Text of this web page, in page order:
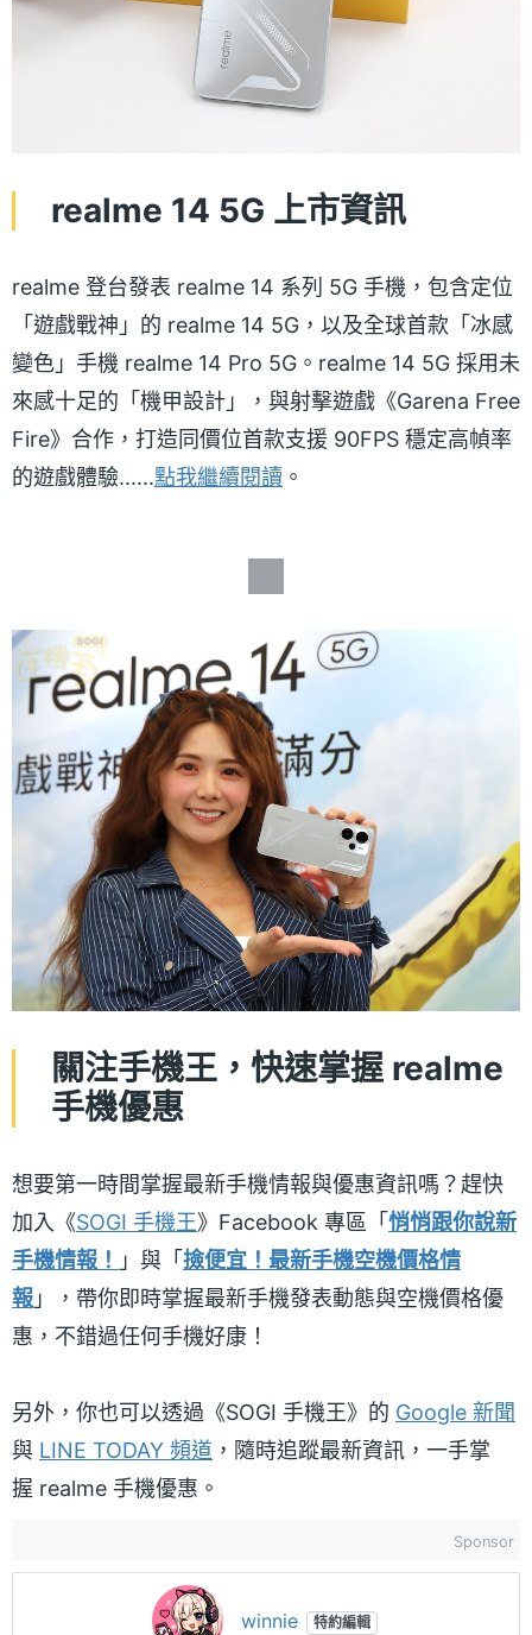
realme 14 5G 上市資訊
realme 登台發表 realme 14 系列 5G 手機，包含定位
「遊戲戰神」的 realme 14 5G，以及全球首款「冰感
變色」手機 realme 14 Pro 5G。realme 14 5G 採用未
來感十足的「機甲設計」，與射擊遊戲《Garena Free
Fire》合作，打造同價位首款支援 90FPS 穩定高幀率
的遊戲體驗......點我繼續閱讀 。
關注手機王，快速掌握 realme
手機優惠
想要第一時間掌握最新手機情報與優惠資訊嗎？趕快
加入《SOGI 手機王》Facebook 專區「 悄悄跟你說新
手機情報！ 」與「 撿便宜！最新手機空機價格情
報 」，帶你即時掌握最新手機發表動態與空機價格優
惠，不錯過任何手機好康！
另外，你也可以透過《SOGI 手機王》的 Google 新聞
與 LINE TODAY 頻道 ，隨時追蹤最新資訊，一手掌
握 realme 手機優惠。
Sponsor
winnie 特約編輯